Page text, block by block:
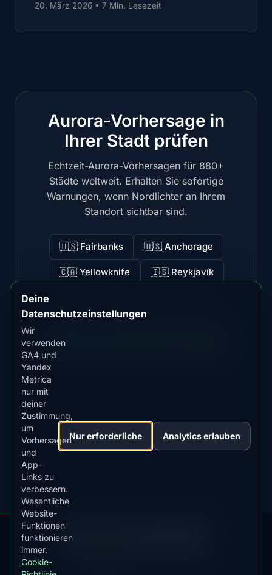
20. März 2026 • 7 Min. Lesezeit
Aurora-Vorhersage in
Ihrer Stadt prüfen
Echtzeit-Aurora-Vorhersagen für 880+
Städte weltweit. Erhalten Sie sofortige
Warnungen, wenn Nordlichter an Ihrem
Standort sichtbar sind.
🇺🇸 Fairbanks 🇺🇸 Anchorage
🇨🇦 Yellowknife 🇮🇸 Reykjavík
Deine
Datenschutzeinstellungen
Wir
verwenden
GA4 und
Yandex
Metrica
nur mit
deiner
Zustimmung,
um
Vorhersagen
und
App-
Links zu
verbessern.
Wesentliche
Website-
Funktionen
funktionieren
immer.
Cookie-
Nur erforderliche Analytics erlauben